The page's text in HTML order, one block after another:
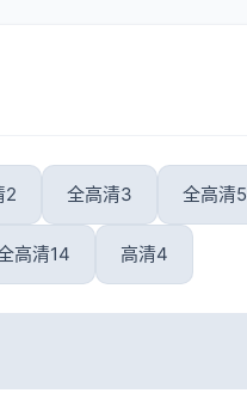
2 全高清3 全高清5
高清14 高清4